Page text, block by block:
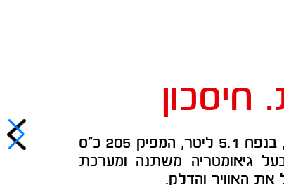
חיסכון
עם המנוע החזק בקטגוריה, בנפח 5.1 ליטר, המפיק 205 כ"ס
61.2 קג"מ. בעל גיאומטריה משתנה ומערכת